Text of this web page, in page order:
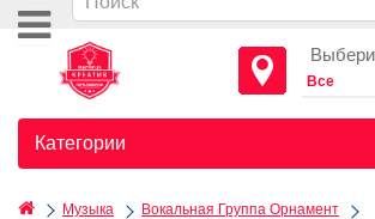
Категории
Музыка Вокальная Группа Орнамент